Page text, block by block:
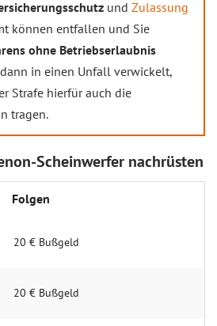
und Zulassung
können entfallen und Sie
ohne Betriebserlaubnis
in einen Unfall verwickelt,
Strafe hierfür auch die
tragen.
Scheinwerfer nachrüsten
Fol­gen
20 € Buß­geld
20 € Buß­geld